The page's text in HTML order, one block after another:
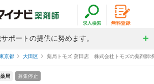
ポートの提供に努めます。
京都 大田区 薬局トモズ 蒲田店 株式会社トモズの薬剤師
局 募集停止